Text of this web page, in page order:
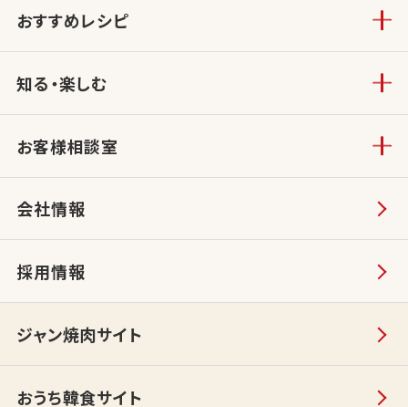
おすすめレシピ
知る・楽しむ
お客様相談室
会社情報
採用情報
ジャン焼肉サイト
おうち韓食サイト